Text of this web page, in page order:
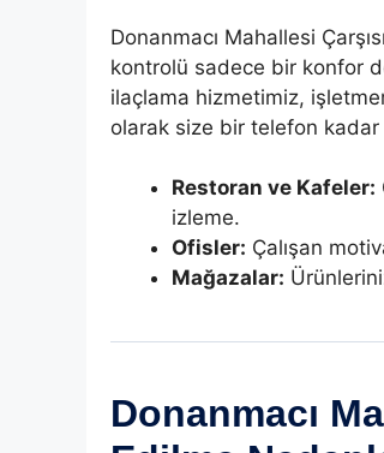
Donanmacı Mahallesi
kontrolü sadece bir konfor
ilaçlama hizmetimiz,
olarak size bir telefon kadar
Restoran ve Kafeler:
izleme.
Ofisler: Çalışan
Mağazalar:
Donanmacı